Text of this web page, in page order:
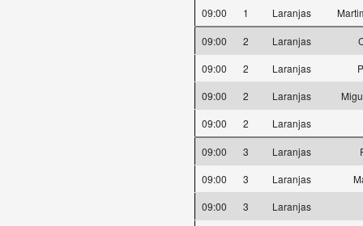
09:00
1 Laranjas
09:00 2 Laranjas
09:00
2 Laranjas
09:00
2 Laranjas
09:00
2 Laranjas
09:00 3 Laranjas
09:00
3 Laranjas
09:00
3
Laranjas